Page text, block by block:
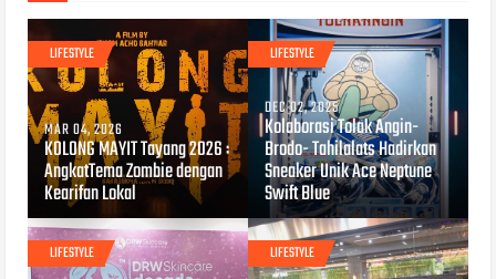
LIFESTYLE
MAR 04, 2026
KOLONG MAYIT Tayang 2026 :
AngkatTema Zombie dengan
Kearifan Lokal
LIFESTYLE
DEC 02, 2025
Kolaborasi Tolak Angin-
Brodo- Tahilalats Hadirkan
Sneaker Unik Ace Neptune
Swift Blue
LIFESTYLE LIFESTYLE